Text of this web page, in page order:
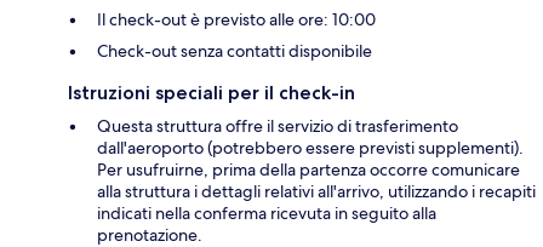
Il check-out è previsto alle ore: 10:00
Check-out senza contatti disponibile
Istruzioni speciali per il check-in
Questa struttura offre il servizio di trasferimento
dall'aeroporto (potrebbero essere previsti supplementi).
Per usufruirne, prima della partenza occorre comunicare
alla struttura i dettagli relativi all'arrivo, utilizzando i recapiti
indicati nella conferma ricevuta in seguito alla
prenotazione.